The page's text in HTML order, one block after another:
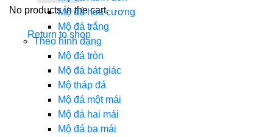
No products in the cart.
Return to shop
Mộ đá hoa cương
Mộ đá trắng
Theo hình dạng
Mộ đá tròn
Mộ đá bát giác
Mộ tháp đá
Mộ đá một mái
Mộ đá hai mái
Mộ đá ba mái